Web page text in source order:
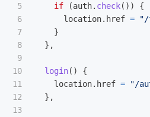
5
6
7
8
9
10
11
12
13
if
(auth. check())
{
location. href = "/
}
},
login()
{
location. href = "/
},